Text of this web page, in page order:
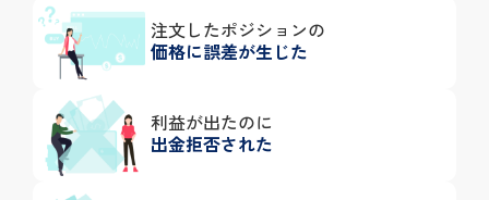
注文したポジションの
価格に誤差が生じた
利益が出たのに
出金拒否された